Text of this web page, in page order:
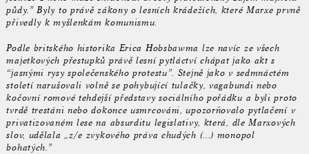
půdy.” Byly to právě zákony o lesních krádežích, které Marxe prvně
přivedly k myšlenkám komunismu.
Podle britského historika Erica Hobsbawma lze navíc ze všech
majetkových přestupků právě lesní pytláctví chápat jako akt s
“jasnými rysy společenského protestu”. Stejně jako v sedmnáctém
století narušovali volně se pohybující tulačky, vagabundi nebo
kočovní romové tehdejší představy sociálního pořádku a byli proto
tvrdě trestáni nebo dokonce usmrcováni, upozorňovalo pytlačení v
privatizovaném lese na absurditu legislativy, která, dle Marxových
slov, udělala „z/e zvykového práva chudých (...) monopol
bohatých.”